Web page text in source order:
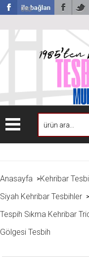
USD
Anasayfa >Kehribar
Siyah Kehribar Tesbihler >
Tespih Sıkma Kehribar
Gölgesi Tesbih